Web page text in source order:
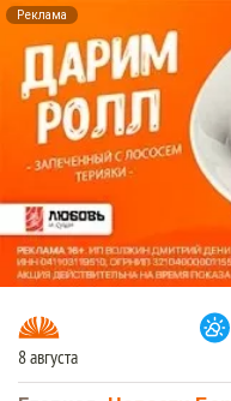
Реклама
8 августа